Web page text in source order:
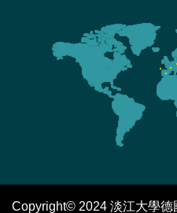
Copyright© 2024 淡江大學